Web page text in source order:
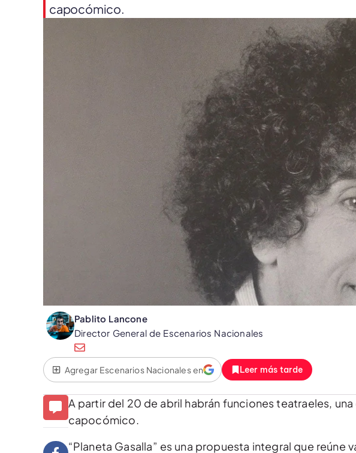
capocómico.
Pablito Lancone
Director General de Escenarios Nacionales
Agregar Escenarios Nacionales en Leer más tarde
A partir del 20 de abril habrán funciones teatraeles,
capocómico.
“Planeta Gasalla” es una propuesta integral que reúne